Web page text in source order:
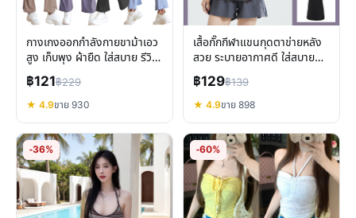
กางเกงออกกำลังกายขาม้าเอว
สูง เก็บพุง ผ้ายืด ใส่สบาย รีวิว
ฉบับเต็ม
฿121฿229
★ 4.9ขาย 930
เสื้อกั๊กกีฬาแขนกุดตาข่ายหลัง
สวย ระบายอากาศดี ใส่สบายทุก
กิจกรรม
฿129฿139
★ 4.9ขาย 898
-36% -60%